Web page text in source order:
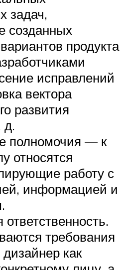
задач,
созданных
продукта
исправлений
вектора
развития
д.
полномочия — к
относятся
работу с
информацией и
требования
как